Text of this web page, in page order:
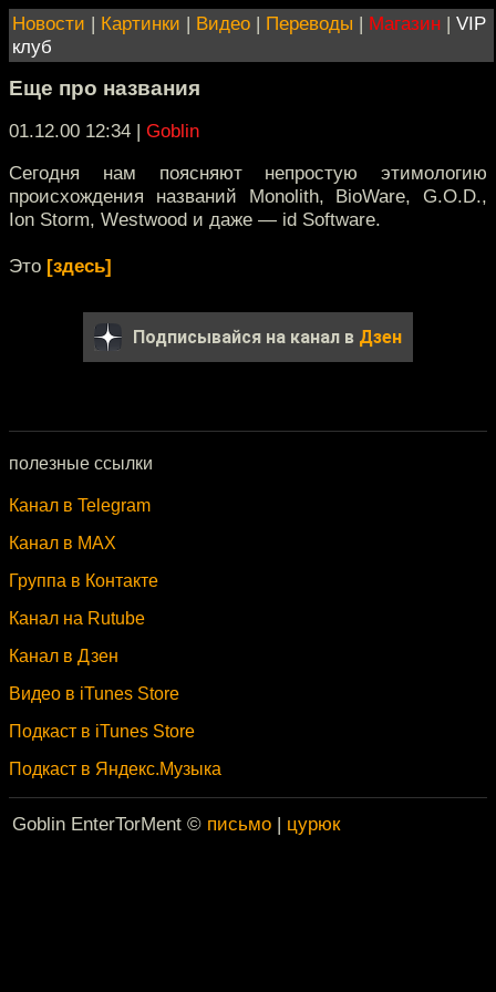
Новости | Картинки | Видео | Переводы | Магазин | VIP
клуб
Еще про названия
01.12.00 12:34 | Goblin
Сегодня нам поясняют непростую этимологию
происхождения названий Monolith, BioWare, G.O.D.,
Ion Storm, Westwood и даже — id Software.
Это [здесь]
Подписывайся на канал в Дзен
полезные ссылки
Канал в Telegram
Канал в MAX
Группа в Контакте
Канал на Rutube
Канал в Дзен
Видео в iTunes Store
Подкаст в iTunes Store
Подкаст в Яндекс.Музыка
Goblin EnterTorMent © письмо | цурюк